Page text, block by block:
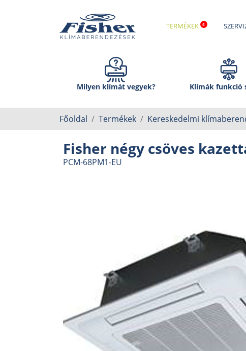
TERMÉKEK
Milyen klímát vegyek? Klímák funkció
Főoldal Termékek Kereskedelmi
Fisher négy csöves
PCM-68PM1-EU